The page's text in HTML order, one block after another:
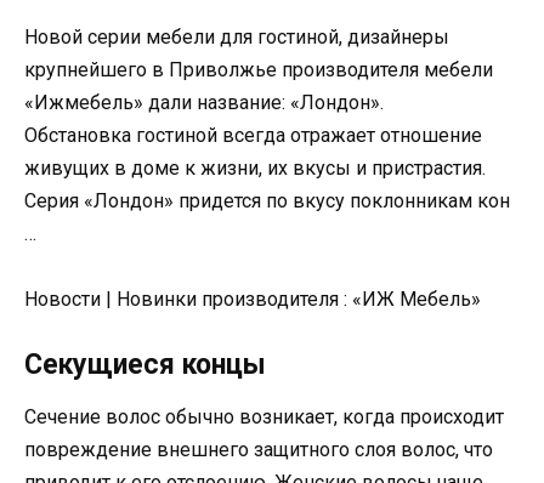
Новой серии мебели для гостиной, дизайнеры
крупнейшего в Приволжье производителя мебели
«Ижмебель» дали название: «Лондон».
Обстановка гостиной всегда отражает отношение
живущих в доме к жизни, их вкусы и пристрастия.
Серия «Лондон» придется по вкусу поклонникам кон
…
Новости | Новинки производителя : «ИЖ Мебель»
Секущиеся концы
Сечение волос обычно возникает, когда происходит
повреждение внешнего защитного слоя волос, что